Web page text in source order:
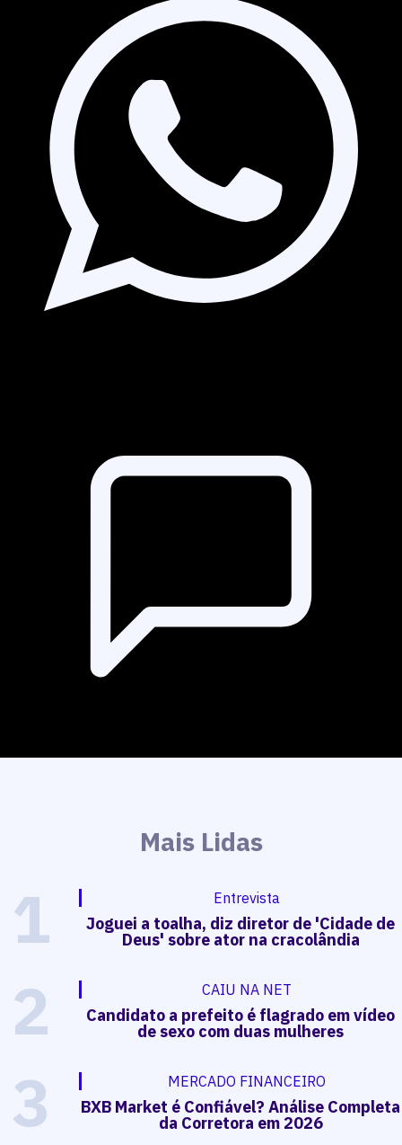
Mais Lidas
1 Entrevista
Joguei a toalha, diz diretor de 'Cidade de
Deus' sobre ator na cracolândia
2 CAIU NA NET
Candidato a prefeito é flagrado em vídeo
de sexo com duas mulheres
3 MERCADO FINANCEIRO
BXB Market é Confiável? Análise Completa
da Corretora em 2026